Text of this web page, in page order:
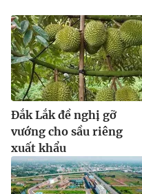
Đắk Lắk đề nghị gỡ
vướng cho sầu riêng
xuất khẩu